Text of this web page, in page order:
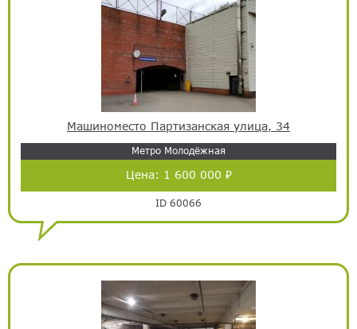
Машиноместо Партизанская улица, 34
Метро Молодёжная
Цена: 1 600 000 ₽
ID 60066